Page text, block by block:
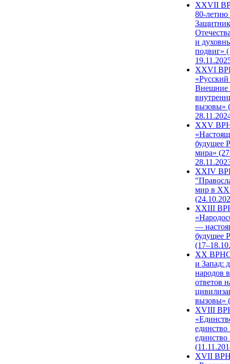
ХХVII
80-
и
подвиг»
XXVI
Внешние
вызовы»
XXV
будущее
мира»
XXIV
мир в
XXIII
—
будущее
XX ВРНС
и Запад:
народов
ответов
вызовы»
XVIII
единство
единство
XVII